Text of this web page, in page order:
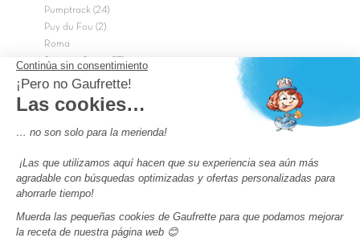
Pumptrack (24)
Puy du Fou (2)
Roma
Semana Santa (17)
tripadvisor Traveler’s Choice 2026 (43)
campings niños Francia
Los camping con piscinas en Francia
Camping Murcia
Camping Costa Brava
Camping Costa daurada
Pass camping